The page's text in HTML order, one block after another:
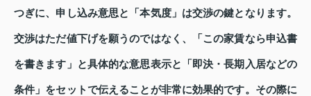
つぎに、申し込み意思と「本気度」は交渉の鍵となります。
交渉はただ値下げを願うのではなく、「この家賃なら申込書
を書きます」と具体的な意思表示と「即決・長期入居などの
条件」をセットで伝えることが非常に効果的です。その際に